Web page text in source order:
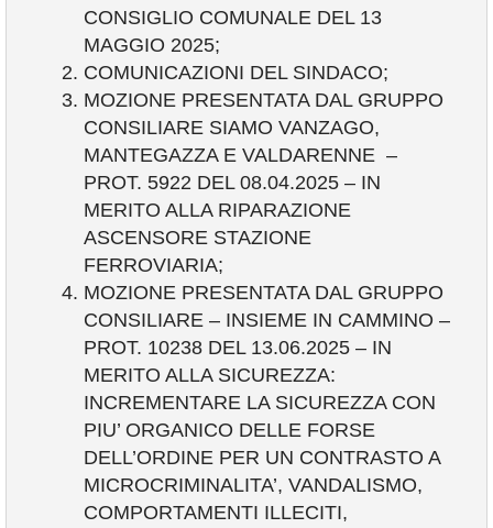
CONSIGLIO COMUNALE DEL 13
MAGGIO 2025;
COMUNICAZIONI DEL SINDACO;
MOZIONE PRESENTATA DAL GRUPPO
CONSILIARE SIAMO VANZAGO,
MANTEGAZZA E VALDARENNE –
PROT. 5922 DEL 08.04.2025 – IN
MERITO ALLA RIPARAZIONE
ASCENSORE STAZIONE
FERROVIARIA;
MOZIONE PRESENTATA DAL GRUPPO
CONSILIARE – INSIEME IN CAMMINO –
PROT. 10238 DEL 13.06.2025 – IN
MERITO ALLA SICUREZZA:
INCREMENTARE LA SICUREZZA CON
PIU’ ORGANICO DELLE FORSE
DELL’ORDINE PER UN CONTRASTO A
MICROCRIMINALITA’, VANDALISMO,
COMPORTAMENTI ILLECITI,